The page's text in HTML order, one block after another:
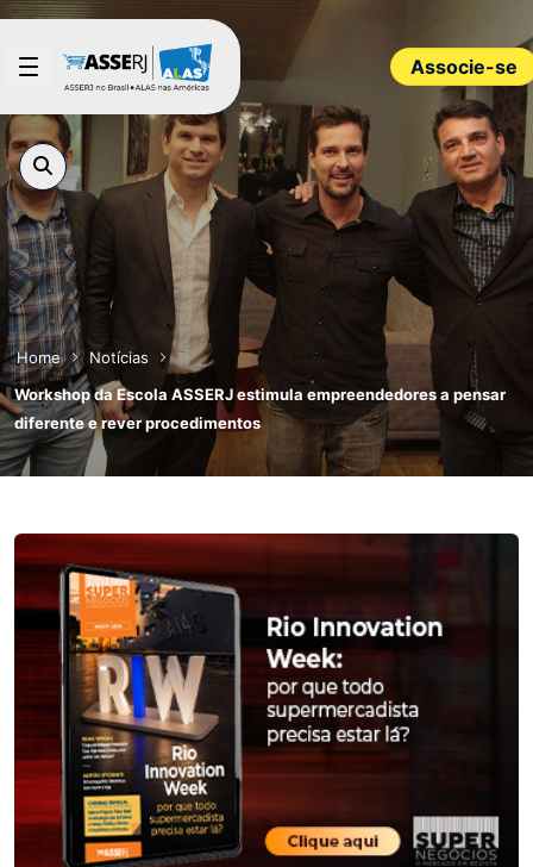
Pular para o Conteúdo principal
Associe-se
Home
Notícias
Workshop da Escola ASSERJ estimula empreendedores a pensar
diferente e rever procedimentos